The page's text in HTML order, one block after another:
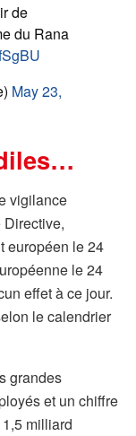
de
du Rana
May 23,
vigilance
européen le 24
le 24
effet à ce jour.
le calendrier
grandes
et un chiffre
milliard